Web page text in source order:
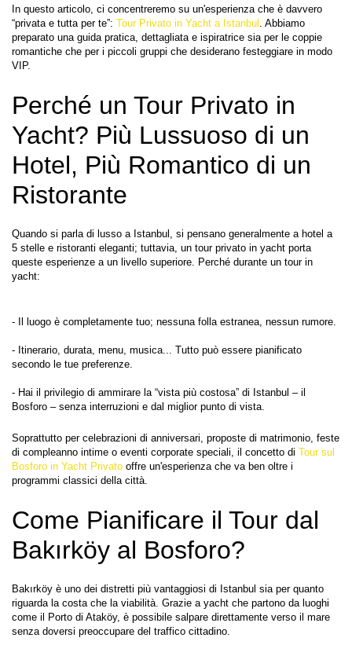
In questo articolo, ci concentreremo su un'esperienza che è davvero
“privata e tutta per te”: Tour Privato in Yacht a Istanbul . Abbiamo
preparato una guida pratica, dettagliata e ispiratrice sia per le coppie
romantiche che per i piccoli gruppi che desiderano festeggiare in modo
VIP.
Perché un Tour Privato in
Yacht? Più Lussuoso di un
Hotel, Più Romantico di un
Ristorante
Quando si parla di lusso a Istanbul, si pensano generalmente a hotel a
5 stelle e ristoranti eleganti; tuttavia, un tour privato in yacht porta
queste esperienze a un livello superiore. Perché durante un tour in
yacht:
- Il luogo è completamente tuo; nessuna folla estranea, nessun rumore.
- Itinerario, durata, menu, musica... Tutto può essere pianificato
secondo le tue preferenze.
- Hai il privilegio di ammirare la “vista più costosa” di Istanbul – il
Soprattutto per celebrazioni di anniversari, proposte di matrimonio, feste
di compleanno intime o eventi corporate speciali, il concetto di Tour sul
Bosforo in Yacht Privato offre un'esperienza che va ben oltre i
programmi classici della città.
Come Pianificare il Tour dal
Bakırköy al Bosforo?
Bakırköy è uno dei distretti più vantaggiosi di Istanbul sia per quanto
riguarda la costa che la viabilità. Grazie a yacht che partono da luoghi
come il Porto di Ataköy, è possibile salpare direttamente verso il mare
senza doversi preoccupare del traffico cittadino.